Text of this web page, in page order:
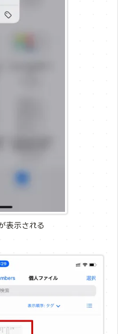
表示される